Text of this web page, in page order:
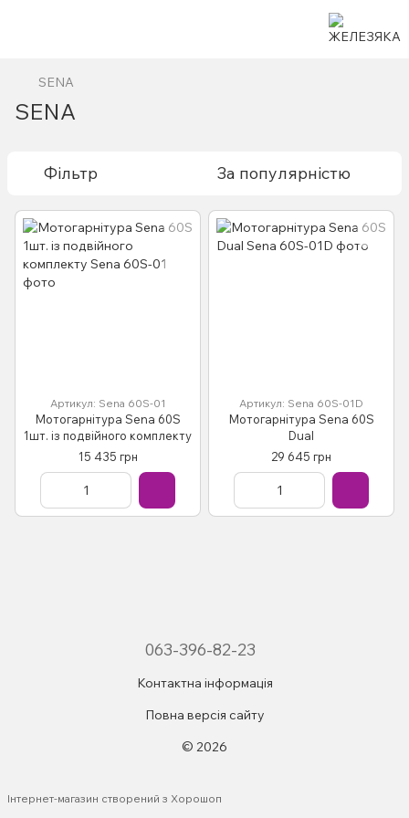
SENA
SENA
Фільтр За популярністю
Артикул: Sena 60S-01
Мотогарнітура Sena 60S
1шт. із подвійного комплекту
15 435 грн
Артикул: Sena 60S-01D
Мотогарнітура Sena 60S
Dual
29 645 грн
063-396-82-23
Контактна інформація
Повна версія сайту
© 2026
Інтернет-магазин створений з Хорошоп